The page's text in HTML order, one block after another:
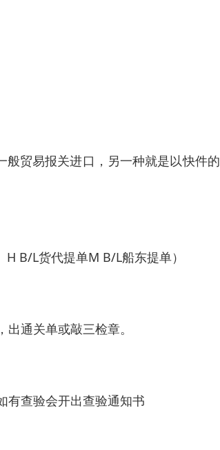
贸易报关进口，另一种就是以快件
B/L货代提单M B/L船东提单）
通关单或敲三检章。
查验会开出查验通知书